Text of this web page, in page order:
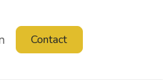
Contact